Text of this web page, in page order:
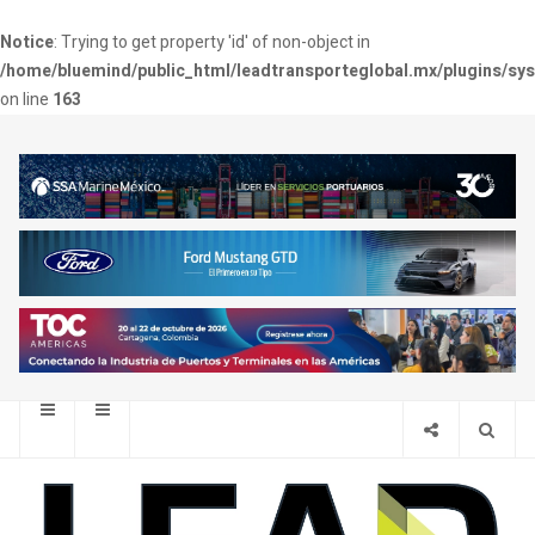
Notice: Trying to get property 'id' of non-object in
/home/bluemind/public_html/leadtransporteglobal.mx/plugins/
on line 163